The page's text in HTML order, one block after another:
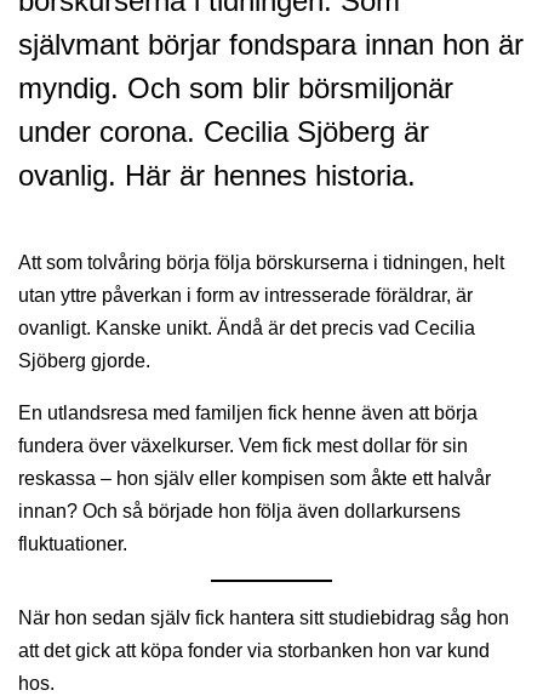
självmant börjar fondspara innan hon är
myndig. Och som blir börsmiljonär
under corona. Cecilia Sjöberg är
ovanlig. Här är hennes historia.
Att som tolvåring börja följa börskurserna i tidningen, helt
utan yttre påverkan i form av intresserade föräldrar, är
ovanligt. Kanske unikt. Ändå är det precis vad Cecilia
Sjöberg gjorde.
En utlandsresa med familjen fick henne även att börja
fundera över växelkurser. Vem fick mest dollar för sin
reskassa – hon själv eller kompisen som åkte ett halvår
innan? Och så började hon följa även dollarkursens
fluktuationer.
När hon sedan själv fick hantera sitt studiebidrag såg hon
att det gick att köpa fonder via storbanken hon var kund
hos.